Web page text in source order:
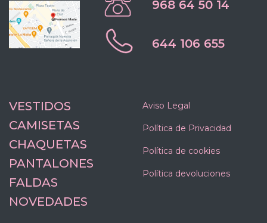
968 64 50 14
644 106 655
VESTIDOS
CAMISETAS
CHAQUETAS
PANTALONES
FALDAS
NOVEDADES
Aviso Legal
Política de Privacidad
Política de cookies
Política devoluciones